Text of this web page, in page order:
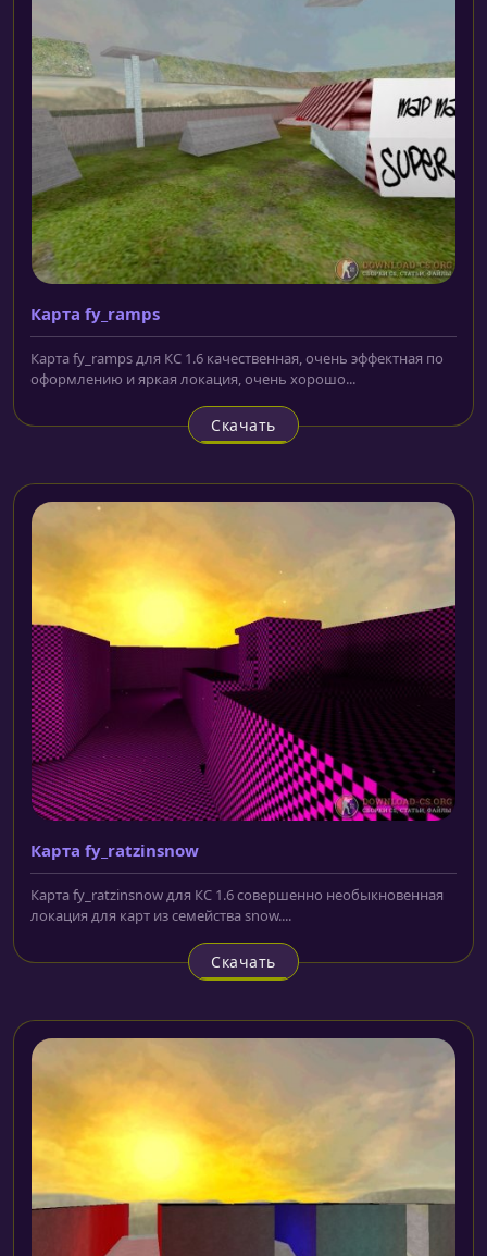
Карта fy_ramps
Карта fy_ramps для КС 1.6 качественная, очень эффектная по
оформлению и яркая локация, очень хорошо...
Скачать
Карта fy_ratzinsnow
Карта fy_ratzinsnow для КС 1.6 совершенно необыкновенная
локация для карт из семейства snow....
Скачать